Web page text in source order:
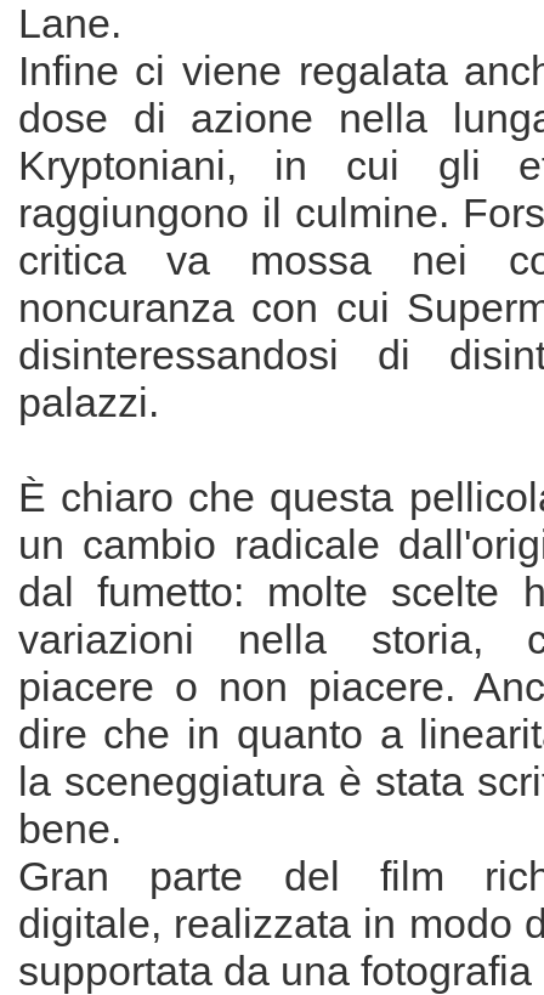
Lane.
Infine ci viene regalata
dose di azione nella
Kryptoniani, in cui gli
raggiungono il culmine.
critica va mossa nei
noncuranza con cui
disinteressandosi di
palazzi.
È chiaro che questa
un cambio radicale
dal fumetto: molte scelte
variazioni nella storia,
piacere o non piacere.
dire che in quanto a
la sceneggiatura è stata
bene.
Gran parte del film
digitale, realizzata in modo
supportata da una